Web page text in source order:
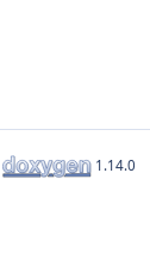
1.14.0